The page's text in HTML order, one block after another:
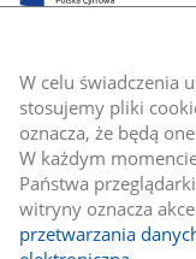
W celu świadczenia
stosujemy pliki
oznacza, że będą
W każdym
Państwa
witryny oznacza
przetwarzania